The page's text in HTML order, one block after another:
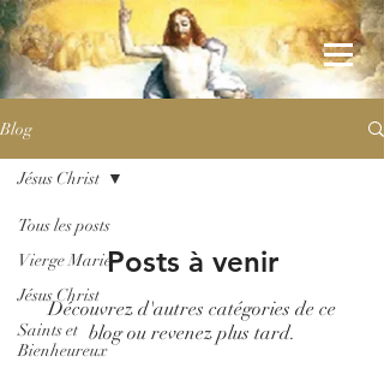
Blog
Tous les posts
Vierge Marie
Jésus Christ
Saints et
Bienheureux
Jésus Christ
Posts à venir
Découvrez d'autres catégories de ce
blog ou revenez plus tard.